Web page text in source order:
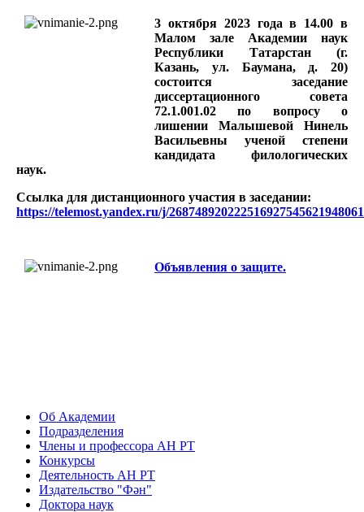
3 октября 2023 года в 14.00 в
Малом зале Академии наук
Республики Татарстан (г.
Казань, ул. Баумана, д. 20)
состоится заседание
диссертационного совета
72.1.001.02 по вопросу о
лишении Малышевой Нинель
Васильевны ученой степени
кандидата филологических
наук.
Ссылка для дистанционного участия в заседании:
https://telemost.yandex.ru/j/
Объявления о защите.
Об Академии
Подразделения
Члены и профессора АН РТ
Конкурсы
Деятельность АН РТ
Издательство "Фән"
Доктора наук